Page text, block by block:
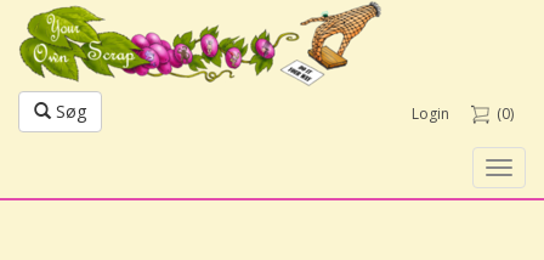
Søg Login (0)